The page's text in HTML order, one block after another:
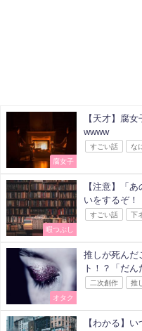
腐女子
【天才】腐
wwww
すごい話 な
暇つぶし
【注意】「
いをするぞ！
すごい話 下
オタク
推しが死んだ
ト！？「だ
二次創作 推し
【わかる】